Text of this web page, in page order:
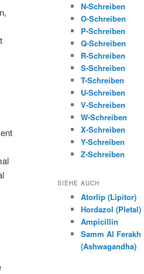
N-Schreiben
O-Schreiben
P-Schreiben
Q-Schreiben
R-Schreiben
S-Schreiben
T-Schreiben
U-Schreiben
V-Schreiben
W-Schreiben
X-Schreiben
Y-Schreiben
Z-Schreiben
SIEHE AUCH
Atorlip (Lipitor)
Hordazol (Pletal)
Ampicillin
Samm Al Ferakh
(Ashwagandha)